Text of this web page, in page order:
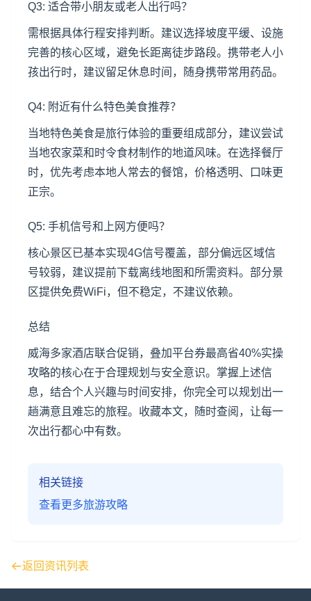
Q3: 适合带小朋友或老人出行吗？
需根据具体行程安排判断。建议选择坡度平缓、设施
完善的核心区域，避免长距离徒步路段。携带老人小
孩出行时，建议留足休息时间，随身携带常用药品。
Q4: 附近有什么特色美食推荐？
当地特色美食是旅行体验的重要组成部分，建议尝试
当地农家菜和时令食材制作的地道风味。在选择餐厅
时，优先考虑本地人常去的餐馆，价格透明、口味更
正宗。
Q5: 手机信号和上网方便吗？
核心景区已基本实现4G信号覆盖，部分偏远区域信
号较弱，建议提前下载离线地图和所需资料。部分景
区提供免费WiFi，但不稳定，不建议依赖。
总结
威海多家酒店联合促销，叠加平台券最高省40%实操
攻略的核心在于合理规划与安全意识。掌握上述信
息，结合个人兴趣与时间安排，你完全可以规划出一
趟满意且难忘的旅程。收藏本文，随时查阅，让每一
次出行都心中有数。
相关链接
查看更多旅游攻略
返回资讯列表